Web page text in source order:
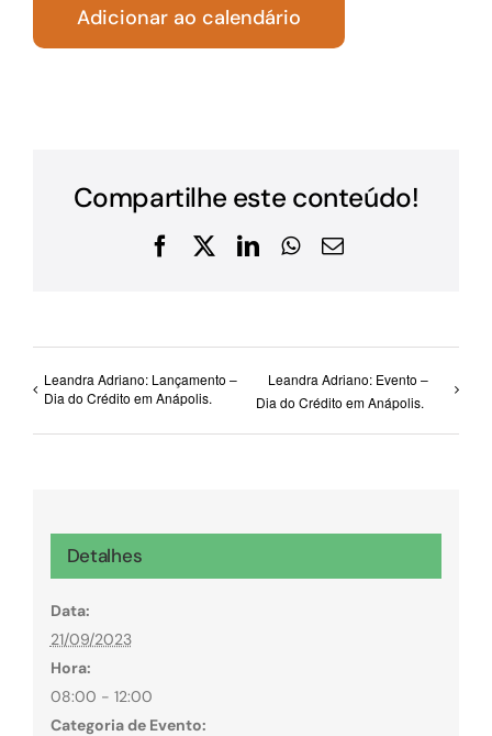
Adicionar ao calendário
Compartilhe este conteúdo!
Facebook
X LinkedInWhatsApp
E-
Leandra Adriano: Lançamento –
Dia do Crédito em Anápolis.
Leandra Adriano: Evento –
Dia do Crédito em Anápolis.
Detalhes
Data:
21/09/2023
Hora:
08:00 - 12:00
Categoria de Evento: